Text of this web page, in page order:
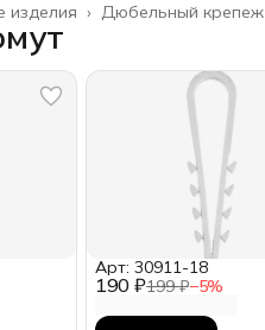
Дюбельный крепеж
изделия ›
190 ₽199 ₽−5%
Арт: 30911-18